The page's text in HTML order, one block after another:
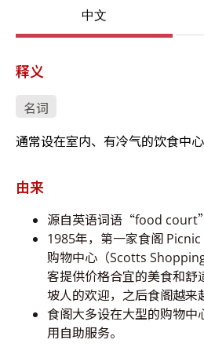
中文
释义
名词
通常设在室内、有冷气的饮食中心
由来
源自英语词语“food
1985年，第一家食阁
购物中心（Scotts
客提供价格合宜的美食和舒
坡人的欢迎，之后食阁越来
食阁大多设在大型的购物中
用自助服务。